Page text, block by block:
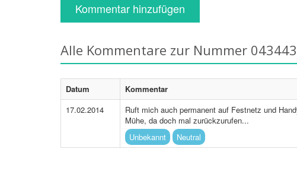
Kommentar hinzufügen
Alle Kommentare zur Nummer
Datum
Kommentar
17.02.2014
Ruft mich auch permanent auf Festnetz und
Mühe, da doch mal zurückzurufen...
Unbekannt
Neutral